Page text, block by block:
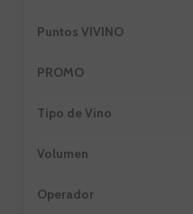
Puntos VIVINO
PROMO
Tipo de Vino
Volumen
Operador